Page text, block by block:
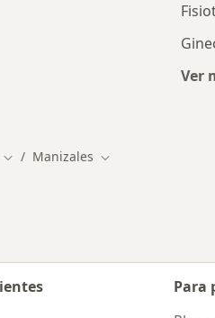
Ver
Cambiar de ciudad
Manizales Cambiar de ciudad
Para